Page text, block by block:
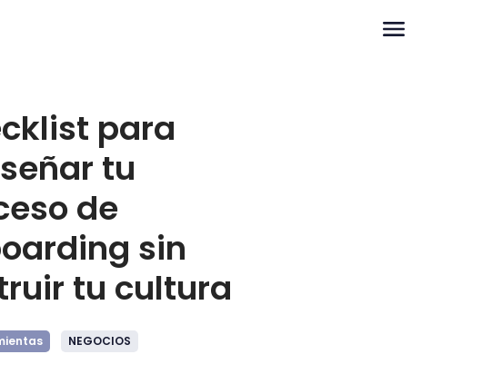
para
tu
de
sin
tu cultura
NEGOCIOS